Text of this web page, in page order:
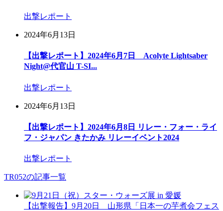
出撃レポート
2024年6月13日
【出撃レポート】2024年6月7日 Acolyte Lightsaber
Night@代官山 T-SI...
出撃レポート
2024年6月13日
【出撃レポート】2024年6月8日 リレー・フォー・ライ
フ・ジャパン きたかみ リレーイベント2024
出撃レポート
TR052の記事一覧
【出撃報告】9月20日 山形県「日本一の芋煮会フェス